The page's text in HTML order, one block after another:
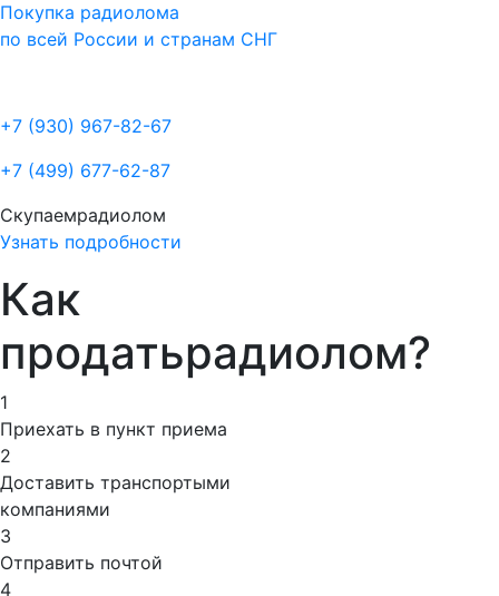
Покупка радиолома
по всей России и странам СНГ
+7 (930) 967-82-67
+7 (499) 677-62-87
Скупаемрадиолом
Узнать подробности
Как
продатьрадиолом?
1
Приехать в пункт приема
2
Доставить транспортыми
компаниями
3
Отправить почтой
4